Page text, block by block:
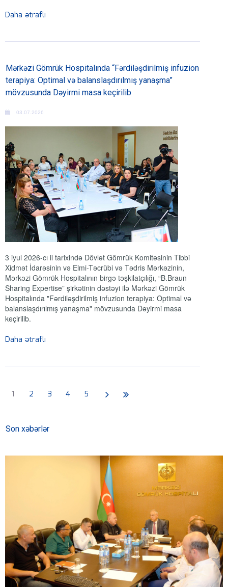
Daha ətraflı
Mərkəzi Gömrük Hospitalında “Fərdiləşdirilmiş infuzion
terapiya: Optimal və balanslaşdırılmış yanaşma”
mövzusunda Dəyirmi masa keçirilib
03.07.2026
3 iyul 2026-cı il tarixində Dövlət Gömrük Komitəsinin Tibbi
Xidmət İdarəsinin və Elmi-Təcrübi və Tədris Mərkəzinin,
Mərkəzi Gömrük Hospitalının birgə təşkilatçılığı, “B.Braun
Sharing Expertise” şirkətinin dəstəyi ilə Mərkəzi Gömrük
Hospitalında "Fərdiləşdirilmiş infuzion terapiya: Optimal və
balanslaşdırılmış yanaşma" mövzusunda Dəyirmi masa
keçirilib.
Daha ətraflı
1 2 3 4 5
Son xəbərlər